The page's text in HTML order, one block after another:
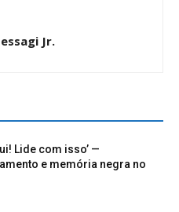
Jr.
Lide com isso’ —
e memória negra no